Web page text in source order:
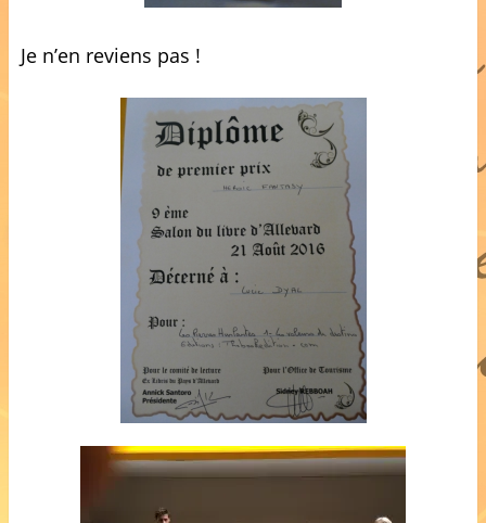
Je n’en reviens pas !